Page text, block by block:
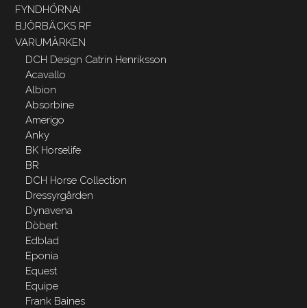
FYNDHÖRNA!
BJÖRBÄCKS RF
VARUMÄRKEN
DCH Design Catrin Henriksson
Acavallo
Albion
Absorbine
Amerigo
Anky
BK Horselife
BR
DCH Horse Collection
Dressyrgården
Dynavena
Döbert
Edblad
Eponia
Equest
Equipe
Frank Baines